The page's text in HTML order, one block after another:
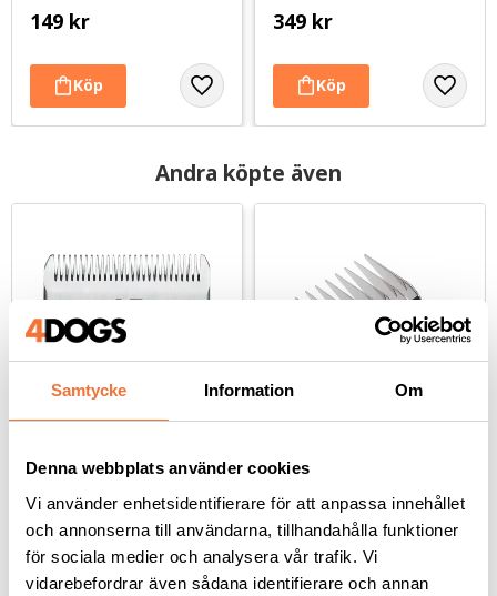
Samtycke Information Om
Denna webbplats använder cookies
Vi använder enhetsidentifierare för att anpassa innehållet
och annonserna till användarna, tillhandahålla funktioner
för sociala medier och analysera vår trafik. Vi
vidarebefordrar även sådana identifierare och annan
149 kr 349 kr
Andra köpte även
Andis skär UltraEdge
#15
Snap on-skär - Lämnar 1,2 mm
339kr
Wahl Distanskam snap-
on för klippmaskin -
orange #1, lämnar 13
mm
Passar snap on-skär #30, #15 och #10
109kr